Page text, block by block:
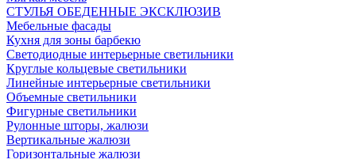
СТУЛЬЯ ОБЕДЕННЫЕ ЭКСКЛЮЗИВ
Мебельные фасады
Кухня для зоны барбекю
Светодиодные интерьерные светильники
Круглые кольцевые светильники
Линейные интерьерные светильники
Объемные светильники
Фигурные светильники
Рулонные шторы, жалюзи
Вертикальные жалюзи
Горизонтальные жалюзи